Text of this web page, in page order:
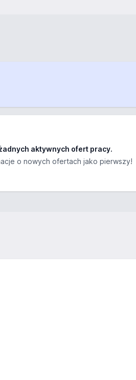
aktywnych ofert pracy.
o nowych ofertach jako pierwszy!